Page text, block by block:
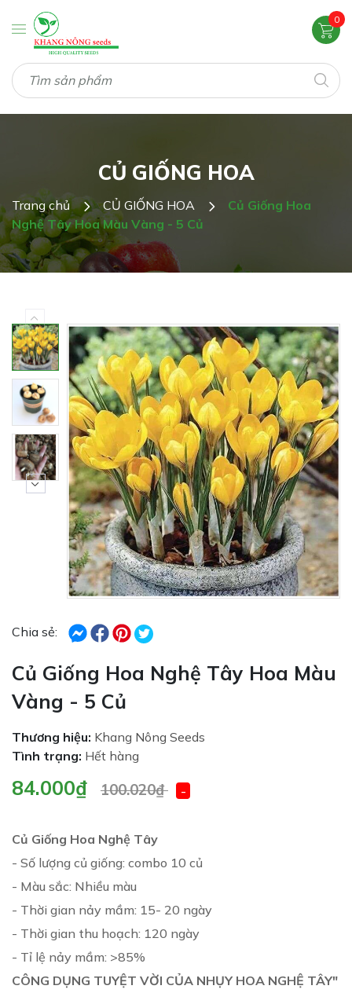
0
CỦ GIỐNG HOA
Trang chủ CỦ GIỐNG HOA
Củ Giống Hoa
Nghệ Tây Hoa Màu Vàng - 5 Củ
Chia sẻ:
Củ Giống Hoa Nghệ Tây Hoa Màu
Vàng - 5 Củ
Thương hiệu: Khang Nông Seeds
Tình trạng: Hết hàng
84.000₫ 100.020₫ -
Củ Giống Hoa Nghệ Tây
- Số lượng củ giống: combo 10 củ
- Màu sắc: Nhiều màu
- Thời gian nảy mầm: 15- 20 ngày
- Thời gian thu hoạch: 120 ngày
- Tỉ lệ nảy mầm: >85%
CÔNG DỤNG TUYỆT VỜI CỦA NHỤY HOA NGHỆ TÂY"